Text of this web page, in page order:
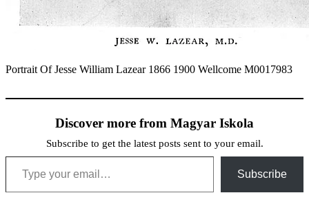
Portrait Of Jesse William Lazear 1866 1900 Wellcome M0017983
Discover more from Magyar Iskola
Subscribe to get the latest posts sent to your email.
Type your email…
Subscribe